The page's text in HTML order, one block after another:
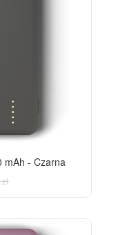
mAh - Czarna